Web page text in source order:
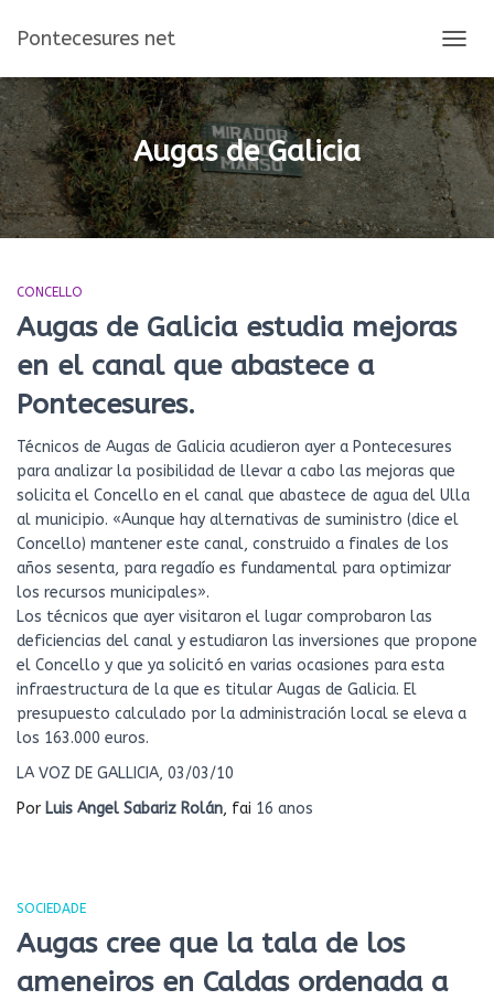
Pontecesures net
MODO
DE
Augas de Galicia
CONCELLO
Augas de Galicia estudia mejoras
en el canal que abastece a
Pontecesures.
Técnicos de Augas de Galicia acudieron ayer a Pontecesures
para analizar la posibilidad de llevar a cabo las mejoras que
solicita el Concello en el canal que abastece de agua del Ulla
al municipio. «Aunque hay alternativas de suministro (dice el
Concello) mantener este canal, construido a finales de los
años sesenta, para regadío es fundamental para optimizar
los recursos municipales».
Los técnicos que ayer visitaron el lugar comprobaron las
deficiencias del canal y estudiaron las inversiones que propone
el Concello y que ya solicitó en varias ocasiones para esta
infraestructura de la que es titular Augas de Galicia. El
presupuesto calculado por la administración local se eleva a
los 163.000 euros.
LA VOZ DE GALLICIA, 03/03/10
Por Luis Angel Sabariz Rolán, fai 16 anos
SOCIEDADE
Augas cree que la tala de los
ameneiros en Caldas ordenada a